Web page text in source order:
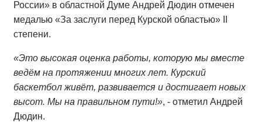
России» в областной Думе Андрей Дюдин отмечен
медалью «За заслуги перед Курской областью» II
степени.
«Это высокая оценка работы, которую мы вместе
ведём на протяжении многих лет. Курский
баскетбол живёт, развивается и достигает новых
высот. Мы на правильном пути!», - отметил Андрей
Дюдин.